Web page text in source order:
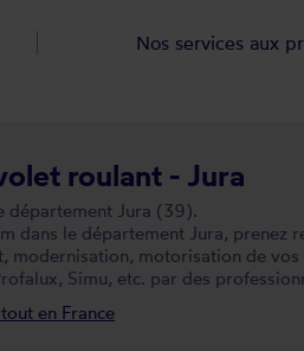
roulant - Jura
département Jura (39).
dans le département Jura, prenez
modernisation, motorisation de
Simu, etc. par des
en France
Nos services aux